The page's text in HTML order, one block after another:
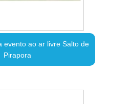
evento ao ar livre Salto de
Pirapora